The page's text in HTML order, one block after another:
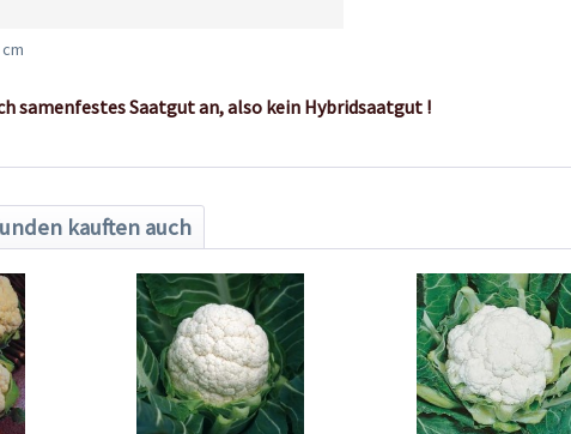
samenfestes Saatgut an, also kein Hybridsaatgut !
kauften auch